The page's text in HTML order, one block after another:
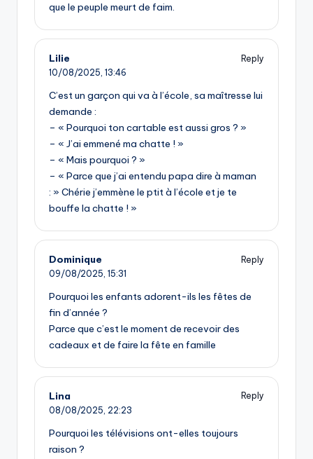
que le peuple meurt de faim.
Lilie
Reply
10/08/2025, 13:46
C’est un garçon qui va à l’école, sa maîtresse lui
demande :
– « Pourquoi ton cartable est aussi gros ? »
– « J’ai emmené ma chatte ! »
– « Mais pourquoi ? »
– « Parce que j’ai entendu papa dire à maman
: » Chérie j’emmène le ptit à l’école et je te
bouffe la chatte ! »
Dominique
Reply
09/08/2025, 15:31
Pourquoi les enfants adorent-ils les fêtes de
fin d’année ?
Parce que c’est le moment de recevoir des
cadeaux et de faire la fête en famille
Lina
Reply
08/08/2025, 22:23
Pourquoi les télévisions ont-elles toujours
raison ?